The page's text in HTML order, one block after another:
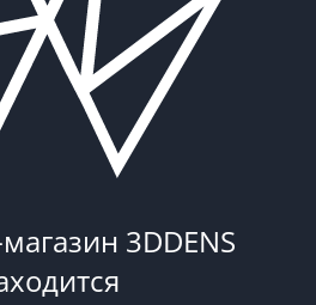
3DDENS